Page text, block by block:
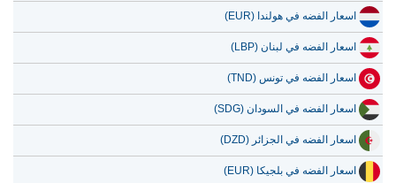
اسعار الفضه في هولندا (EUR)
اسعار الفضه في لبنان (LBP)
اسعار الفضه في تونس (TND)
اسعار الفضه في السودان (SDG)
اسعار الفضه في الجزائر (DZD)
اسعار الفضه في بلجيكا (EUR)